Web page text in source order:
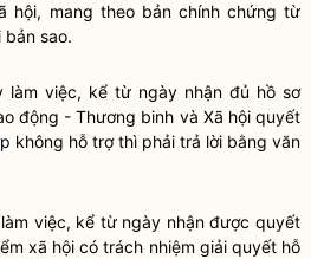
hội, mang theo bản chính chứng từ
sao.
làm việc, kể từ ngày nhận đủ hồ sơ
động - Thương binh và Xã hội quyết
không hỗ trợ thì phải trả lời bằng văn
việc, kể từ ngày nhận được quyết
xã hội có trách nhiệm giải quyết hỗ